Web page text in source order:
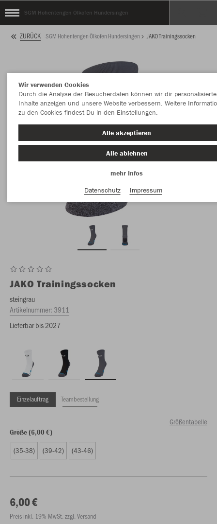
SGM Hohentengen Ölkofen Hundersingen
ZURÜCK SGM Hohentengen Ölkofen Hundersingen JAKO Trainingssocken
JAKO Trainingssocken
steingrau
Artikelnummer:3911
Lieferbar bis 2027
Einzelauftrag Teambestellung
Größentabelle
Größe (6,00 €)
(35-38) (39-42) (43-46)
6,00 €
Preis inkl. 19% MwSt. zzgl. Versand
Wir verwenden Cookies
Durch die Analyse der Besucherdaten können wir dir personalisierte
Inhalte anzeigen und unsere Website verbessern. Weitere
zu den Cookies findest Du in den Einstellungen.
Alle akzeptieren
Alle ablehnen
mehr Infos
Datenschutz
Impressum